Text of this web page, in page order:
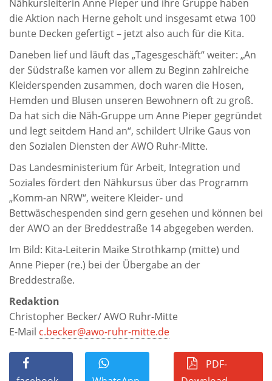
Nähkursleiterin Anne Pieper und ihre Gruppe haben
die Aktion nach Herne geholt und insgesamt etwa 100
bunte Decken gefertigt – jetzt also auch für die Kita.
Daneben lief und läuft das „Tagesgeschäft“ weiter: „An
der Südstraße kamen vor allem zu Beginn zahlreiche
Kleiderspenden zusammen, doch waren die Hosen,
Hemden und Blusen unseren Bewohnern oft zu groß.
Da hat sich die Näh-Gruppe um Anne Pieper gegründet
und legt seitdem Hand an“, schildert Ulrike Gaus von
den Sozialen Diensten der AWO Ruhr-Mitte.
Das Landesministerium für Arbeit, Integration und
Soziales fördert den Nähkursus über das Programm
„Komm-an NRW“, weitere Kleider- und
Bettwäschespenden sind gern gesehen und können bei
der AWO an der Breddestraße 14 abgegeben werden.
Im Bild: Kita-Leiterin Maike Strothkamp (mitte) und
Anne Pieper (re.) bei der Übergabe an der
Breddestraße.
Redaktion
Christopher Becker/ AWO Ruhr-Mitte
E-Mail c.becker@awo-ruhr-mitte.de
PDF-